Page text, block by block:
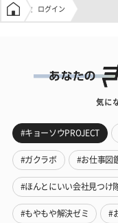
学生の窓口トップ
ログイン
気に
#キョーソウPROJECT
#ガクラボ #お仕事図
#ほんとにいい会社見つけ
#もやもや解決ゼミ #